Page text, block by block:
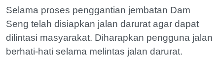
Selama proses penggantian jembatan Dam
Seng telah disiapkan jalan darurat agar dapat
dilintasi masyarakat. Diharapkan pengguna jalan
berhati-hati selama melintas jalan darurat.